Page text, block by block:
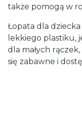
także pomogą w
Łopata dla
lekkiego plastiku,
dla małych
się zabawne i